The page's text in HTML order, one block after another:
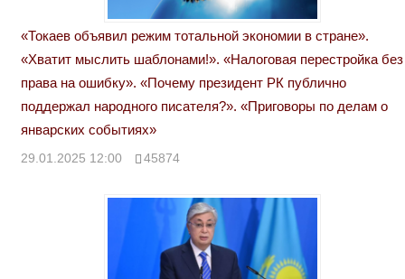
«Токаев объявил режим тотальной экономии в стране».
«Хватит мыслить шаблонами!». «Налоговая перестройка без
права на ошибку». «Почему президент РК публично
поддержал народного писателя?». «Приговоры по делам о
январских событиях»
29.01.2025 12:00 45874